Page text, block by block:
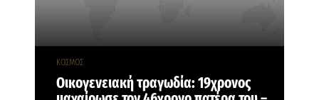
ΚΟΣΜΟΣ
Οικογενειακή τραγωδία: 19χρονος